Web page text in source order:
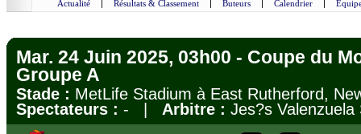
Actualité | Résultats & Classement | Buteurs | Calendrier |
Mar. 24 Juin 2025, 03h00 - Coupe du
Groupe A
Stade : MetLife Stadium à East Rutherford,
Spectateurs : - | Arbitre : Jes?s Valenzuela